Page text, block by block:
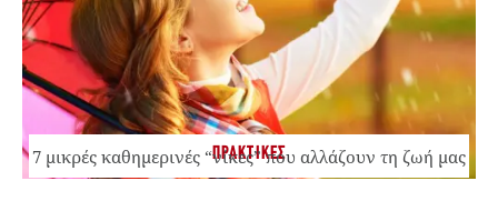
ΠΡΑΚΤΙΚΕΣ
7 μικρές καθημερινές “νίκες” που αλλάζουν τη ζωή μας